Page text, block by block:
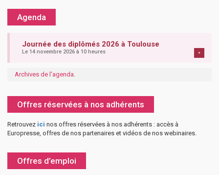
Agenda
Journée des diplômés 2026 à Toulouse
Le 14 novembre 2026 à 10 heures +
Archives de l'agenda
Offres réservées à nos adhérents
Retrouvez ici nos offres réservées à nos adhérents : accès à
Europresse, offres de nos partenaires et vidéos de nos webinaires.
Offres d’emploi